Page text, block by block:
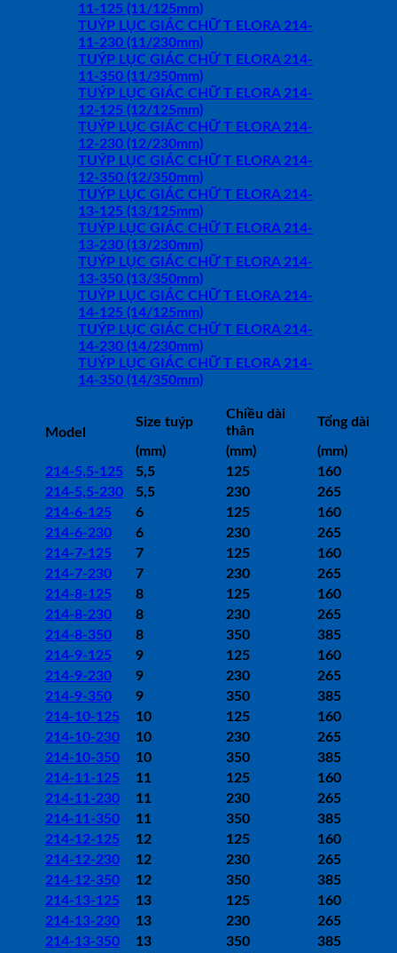
11-125 (11/125mm)
TUÝP LỤC GIÁC CHỮ T ELORA 214-
11-230 (11/230mm)
TUÝP LỤC GIÁC CHỮ T ELORA 214-
11-350 (11/350mm)
TUÝP LỤC GIÁC CHỮ T ELORA 214-
12-125 (12/125mm)
TUÝP LỤC GIÁC CHỮ T ELORA 214-
12-230 (12/230mm)
TUÝP LỤC GIÁC CHỮ T ELORA 214-
12-350 (12/350mm)
TUÝP LỤC GIÁC CHỮ T ELORA 214-
13-125 (13/125mm)
TUÝP LỤC GIÁC CHỮ T ELORA 214-
13-230 (13/230mm)
TUÝP LỤC GIÁC CHỮ T ELORA 214-
13-350 (13/350mm)
TUÝP LỤC GIÁC CHỮ T ELORA 214-
14-125 (14/125mm)
TUÝP LỤC GIÁC CHỮ T ELORA 214-
14-230 (14/230mm)
TUÝP LỤC GIÁC CHỮ T ELORA 214-
14-350 (14/350mm)
Model
Size tuýp
Chiều dài
thân
Tổng dài
(mm) (mm)
(mm)
214-5,5-125
5,5 125
160
214-5,5-230
5,5 230
265
214-6-125
6 125
160
214-6-230
6 230
265
214-7-125
7 125
160
214-7-230
7 230
265
214-8-125
8 125
160
214-8-230
8 230
265
214-8-350
8 350
385
214-9-125
9 125
160
214-9-230
9 230
265
214-9-350
9 350
385
214-10-125
10 125
160
214-10-230
10 230
265
214-10-350
10 350
385
214-11-125
11 125
160
214-11-230
11 230
265
214-11-350
11 350
385
214-12-125
12 125
160
214-12-230
12 230
265
214-12-350
12 350
385
214-13-125
13 125
160
214-13-230
13 230
265
214-13-350
13 350
385